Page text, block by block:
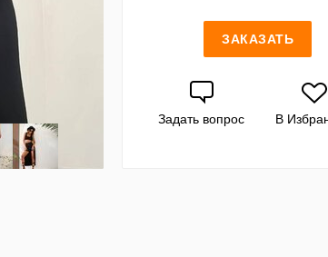
ЗАКАЗАТЬ
Задать вопрос В